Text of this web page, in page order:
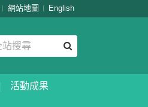
網站地圖 English
活動成果